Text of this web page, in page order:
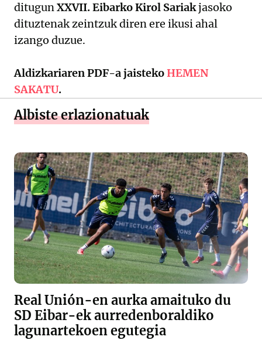
ditugunXXVII. Eibarko Kirol Sariakjasoko
dituztenak zeintzuk diren ere ikusi ahal
izango duzue.
Aldizkariaren PDF-a jaistekoHEMEN
SAKATU.
Albiste erlazionatuak
Real Unión-en aurka amaituko du
SD Eibar-ek aurredenboraldiko
lagunartekoen egutegia